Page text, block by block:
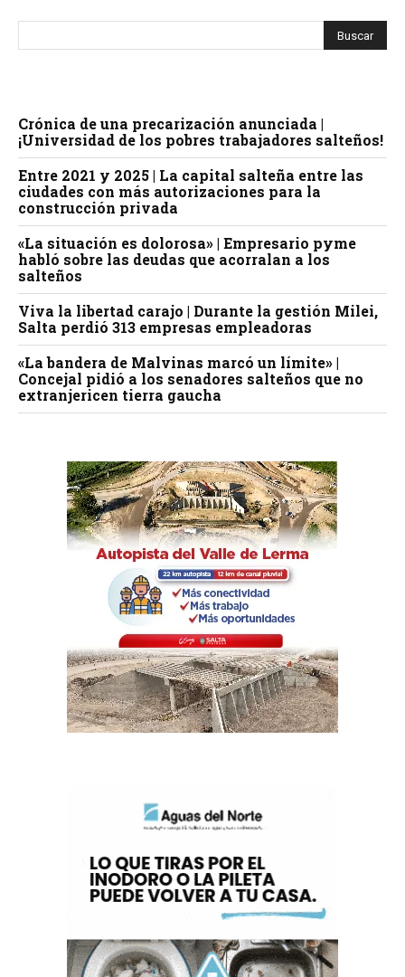
Crónica de una precarización anunciada |
¡Universidad de los pobres trabajadores salteños!
Entre 2021 y 2025 | La capital salteña entre las
ciudades con más autorizaciones para la
construcción privada
«La situación es dolorosa» | Empresario pyme
habló sobre las deudas que acorralan a los
salteños
Viva la libertad carajo | Durante la gestión Milei,
Salta perdió 313 empresas empleadoras
«La bandera de Malvinas marcó un límite» |
Concejal pidió a los senadores salteños que no
extranjericen tierra gaucha